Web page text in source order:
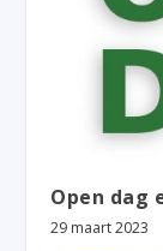
Open dag
29 maart 2023